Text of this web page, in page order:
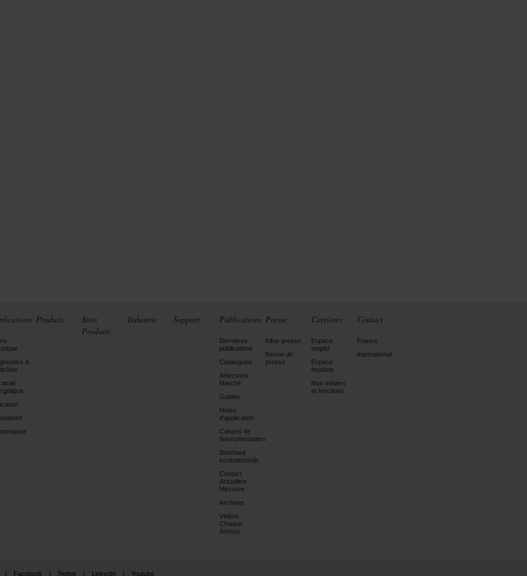
&
Produits
Sites
Produits
Industrie Support Publications
Dernières
publications
Catalogues
Sélections
Marché
Guides
Notes
d'application
Cahiers de
l'instrumentation
Brochure
institutionnelle
Contact
Actualités
Mesures
Archives
Vidéos
Chauvin
Arnoux
Presse
Infos presse
Revue de
presse
Carrières
Espace
emploi
Espace
étudiant
Nos métiers
et fonctions
Contact
France
International
Facebook Twitter LinkedIn Youtube